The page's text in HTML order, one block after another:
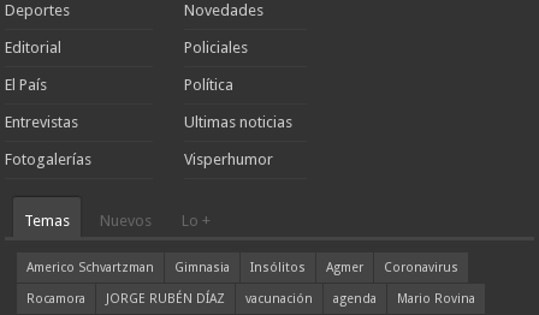
Deportes
Editorial
El País
Entrevistas
Fotogalerías
Novedades
Policiales
Política
Ultimas noticias
Visperhumor
Temas Nuevos Lo +
Americo Schvartzman Gimnasia Insólitos Agmer
Coronavirus
Rocamora
JORGE RUBÉN DÍAZ vacunación agenda
Mario Rovina